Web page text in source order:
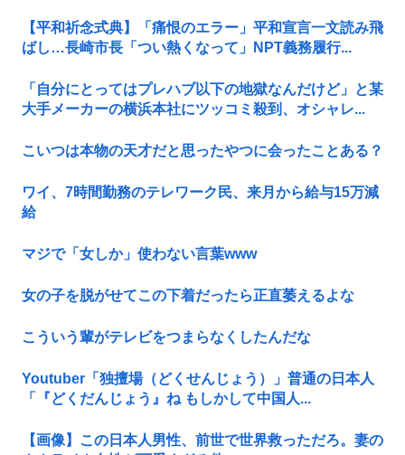
【平和祈念式典】「痛恨のエラー」平和宣言一文読み飛
ばし…長崎市長「つい熱くなって」NPT義務履行...
「自分にとってはプレハブ以下の地獄なんだけど」と某
大手メーカーの横浜本社にツッコミ殺到、オシャレ...
こいつは本物の天才だと思ったやつに会ったことある？
ワイ、7時間勤務のテレワーク民、来月から給与15万減
給
マジで「女しか」使わない言葉www
女の子を脱がせてこの下着だったら正直萎えるよな
こういう輩がテレビをつまらなくしたんだな
Youtuber「独擅場（どくせんじょう）」普通の日本人
「『どくだんじょう』ね もしかして中国人...
【画像】この日本人男性、前世で世界救っただろ。妻の